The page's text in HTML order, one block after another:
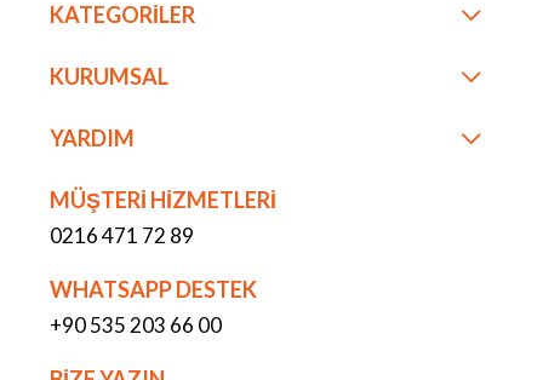
KATEGORİLER
KURUMSAL
YARDIM
MÜŞTERİ HİZMETLERİ
0216 471 72 89
WHATSAPP DESTEK
+90 535 203 66 00